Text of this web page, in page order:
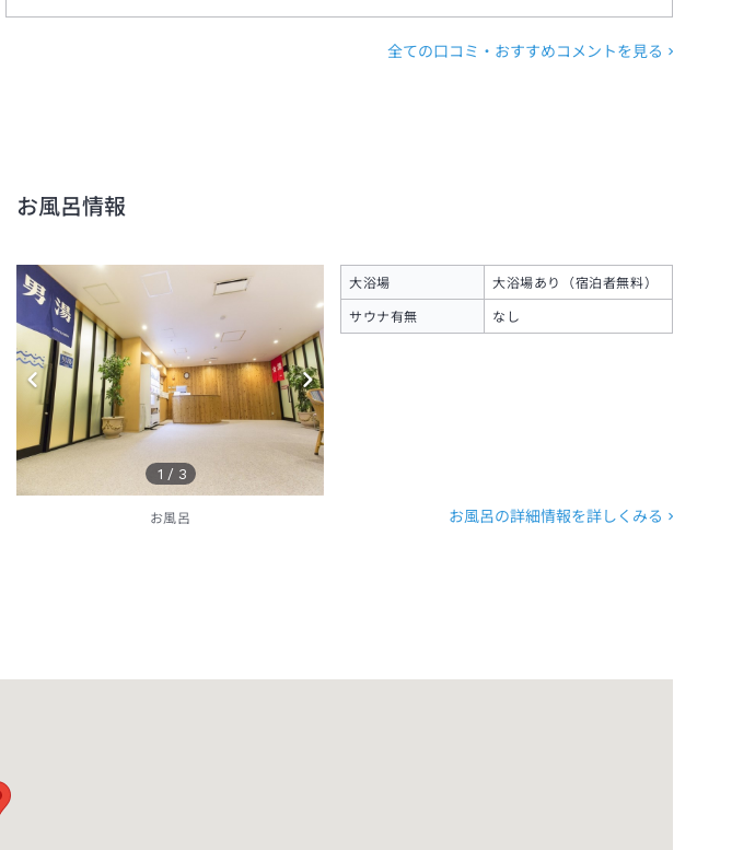
全ての口コミ・おすすめコメントを見る
お風呂情報
1 / 3
お風呂
大浴場 大浴場あり（宿泊者無料）
サウナ有無 なし
お風呂の詳細情報を詳しくみる